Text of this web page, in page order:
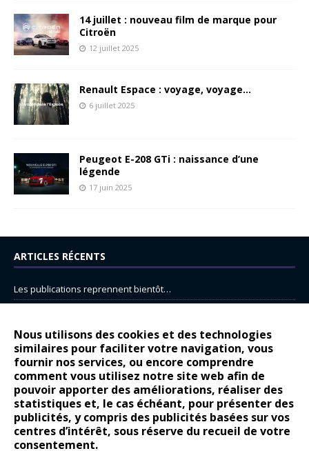
Nous utilisons des cookies et des technologies
similaires pour faciliter votre navigation, vous
fournir nos services, ou encore comprendre
comment vous utilisez notre site web afin de
pouvoir apporter des améliorations, réaliser des
statistiques et, le cas échéant, pour présenter des
publicités, y compris des publicités basées sur vos
centres d’intérêt, sous réserve du recueil de votre
consentement.
14 juillet : nouveau film de marque pour
Citroën
12 juillet 2025
Renault Espace : voyage, voyage…
6 juillet 2025
Peugeot E-208 GTi : naissance d’une
légende
17 juin 2025
ARTICLES RÉCENTS
Les publications reprennent bientôt…
14 juillet : nouveau film de marque pour Citroën
Renault Espace : voyage, voyage…
Peugeot E-208 GTi : naissance d’une légende
COMMENTAIRES RÉCENTS
Bernard DardartdansDacia Sandero : pour les gens vrais